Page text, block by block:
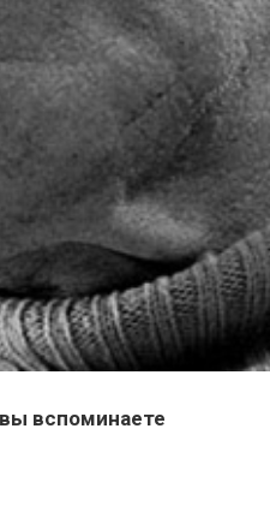
вспоминаете